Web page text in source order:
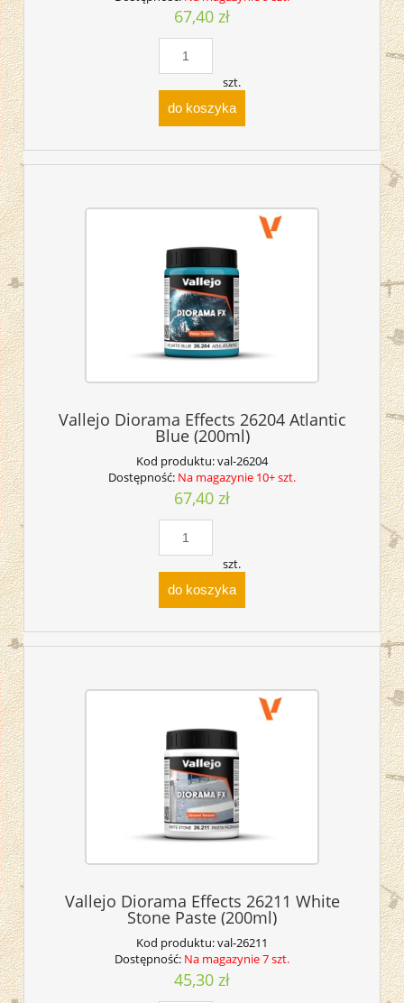
67,40 zł
szt.
do koszyka
Vallejo Diorama Effects 26204 Atlantic
Blue (200ml)
Kod produktu:val-26204
Dostępność: Na magazynie 10+ szt.
67,40 zł
szt.
do koszyka
Vallejo Diorama Effects 26211 White
Stone Paste (200ml)
Kod produktu:val-26211
Dostępność: Na magazynie 7 szt.
45,30 zł